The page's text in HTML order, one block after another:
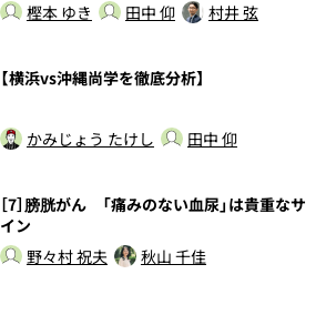
樫本 ゆき 田中 仰 村井 弦
【横浜vs沖縄尚学を徹底分析】
かみじょう たけし 田中 仰
［7］膀胱がん 「痛みのない血尿」は貴重なサ
イン
野々村 祝夫
秋山 千佳